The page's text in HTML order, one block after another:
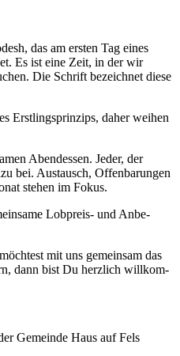
das am ers­ten Tag eines
Es ist eine Zeit, in der wir
Die Schrift bezeich­net die­se
Erst­lings­prin­zips, daher wei­hen
Abend­essen. Jeder, der
bei. Aus­tausch, Offen­ba­run­gen
ste­hen im Fokus.
Lob­preis- und Anbe­
mit uns gemein­sam das
dann bist Du herz­lich will­kom­